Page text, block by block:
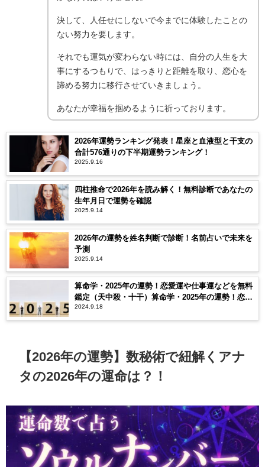
決して、人任せにしないで今までに体験したことの
ない努力を要します。
それでも運気が変わらない時には、自分の人生を大
事にするつもりで、はっきりと距離を取り、恋心を
諦める努力に移行させていきましょう。
あなたが幸福を掴めるように祈っております。
2026年運勢ランキング発表！星座と血液型と干支の
合計576通りの下半期運勢ランキング！
2025.9.16
四柱推命で2026年を読み解く！無料診断であなたの
生年月日で運勢を確認
2025.9.14
2026年の運勢を姓名判断で診断！名前占いで未来を
予測
2025.9.14
算命学・2025年の運勢！恋愛運や仕事運などを無料
鑑定（天中殺・十干）算命学・2025年の運勢！恋愛
運や仕事運などを無料鑑定（天中殺・十干）
2024.9.18
【2026年の運勢】数秘術で紐解くアナ
タの2026年の運命は？！